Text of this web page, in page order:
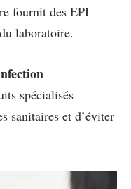
fournit des EPI
laboratoire.
spécialisés
sanitaires et d’éviter